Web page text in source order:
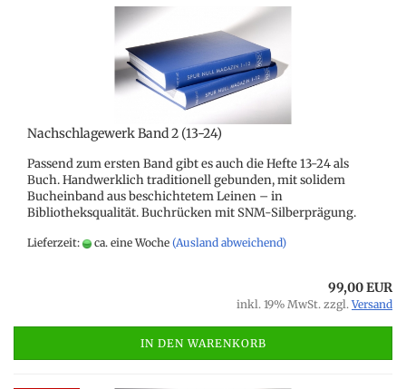
Nachschlagewerk Band 2 (13-24)
Passend zum ersten Band gibt es auch die Hefte 13-24 als
Buch. Handwerklich traditionell gebunden, mit solidem
Bucheinband aus beschichtetem Leinen – in
Bibliotheksqualität. Buchrücken mit SNM-Silberprägung.
Lieferzeit: ca. eine Woche (Ausland abweichend)
99,00 EUR
inkl. 19% MwSt. zzgl.Versand
IN DEN WARENKORB